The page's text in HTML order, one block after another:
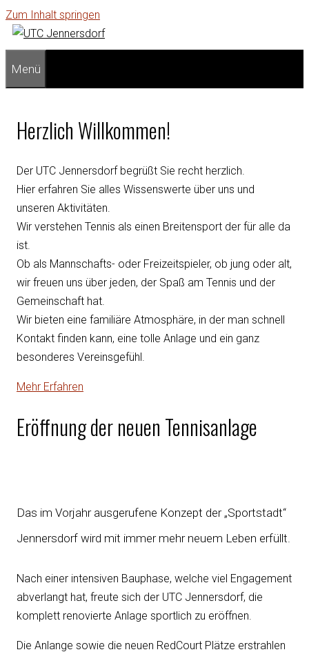
Zum Inhalt springen
Menü
Herzlich Willkommen!
Der UTC Jennersdorf begrüßt Sie recht herzlich.
Hier erfahren Sie alles Wissenswerte über uns und
unseren Aktivitäten.
Wir verstehen Tennis als einen Breitensport der für alle da
ist.
Ob als Mannschafts- oder Freizeitspieler, ob jung oder alt,
wir freuen uns über jeden, der Spaß am Tennis und der
Gemeinschaft hat.
Wir bieten eine familiäre Atmosphäre, in der man schnell
Kontakt finden kann, eine tolle Anlage und ein ganz
besonderes Vereinsgefühl.
Mehr Erfahren
Eröffnung der neuen Tennisanlage
Das im Vorjahr ausgerufene Konzept der „Sportstadt“
Jennersdorf wird mit immer mehr neuem Leben erfüllt.
Nach einer intensiven Bauphase, welche viel Engagement
abverlangt hat, freute sich der UTC Jennersdorf, die
komplett renovierte Anlage sportlich zu eröffnen.
Die Anlange sowie die neuen RedCourt Plätze erstrahlen